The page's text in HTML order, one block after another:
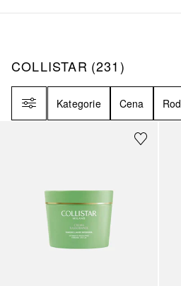
COLLISTAR231
COLLISTAR (231)
Kategorie Cena